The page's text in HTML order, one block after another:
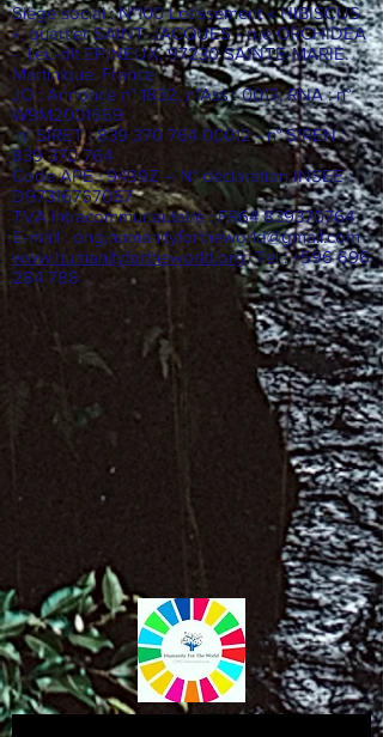
Siège social : N°100 Lotissement « HIBISCUS
», quartier SAINT-JACQUES - rue ORCHIDEA
- lieu-dit EPINEUX, 97230 SAINTE-MARIE.
Martinique. France
JO : Annonce n° 1832, n°Ass : 0017, RNA : n°
W9M2001659
n° SIRET :839 370 764 00012- n° SIREN :
839 370 764
Code APE : 9499Z – N° déclaration INSEE :
D97316767067
TVA intracommunautaire : FR64839370764
E-mail : ong.humanityfortheworld@gmail.com
www.humanityfortheworld.orgTel : +596 696
284 788